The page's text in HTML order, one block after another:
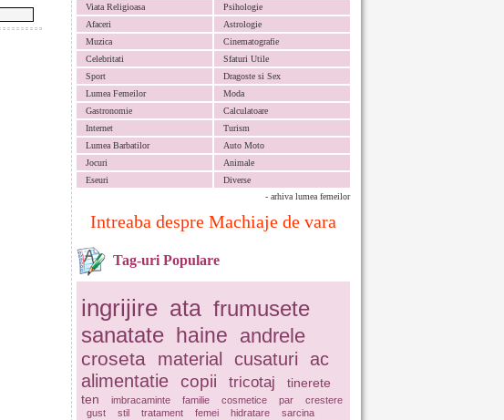
Viata Religioasa
Psihologie
Afaceri
Astrologie
Muzica
Cinematografie
Celebritati
Sfaturi Utile
Sport
Dragoste si Sex
Lumea Femeilor
Moda
Gastronomie
Calculatoare
Internet
Turism
Lumea Barbatilor
Auto Moto
Jocuri
Animale
Eseuri
Diverse
- arhiva lumea femeilor
Intreaba despre Machiaje de vara
Tag-uri Populare
ingrijire ata frumusete
sanatate haine andrele
croseta material cusaturi
ac
alimentatie
copii tricotaj
tinerete
ten
imbracaminte familie cosmetice par
crestere
gust
stil tratament femei hidratare
sarcina